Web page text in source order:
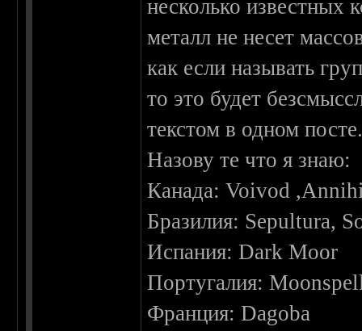
несколько известных
металл не несет
как если называть
то это будет
текстом в одном
Назову те что я знаю:
Канада: Voivod
Бразилия: Sepultura,
Испания: Dark Moor
Португалия:
Франция: Dagoba